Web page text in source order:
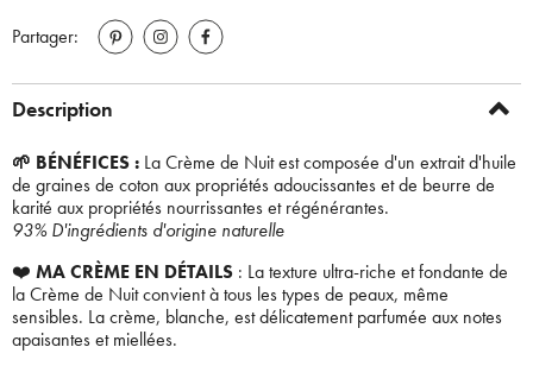
Partager:
Description
🌱 BÉNÉFICES : La Crème de Nuit est composée d'un extrait d'huile
de graines de coton aux propriétés adoucissantes et de beurre de
karité aux propriétés nourrissantes et régénérantes.
93% D'ingrédients d'origine naturelle
❤️ MA CRÈME EN DÉTAILS : La texture ultra-riche et fondante de
la Crème de Nuit convient à tous les types de peaux, même
sensibles. La crème, blanche, est délicatement parfumée aux notes
apaisantes et miellées.